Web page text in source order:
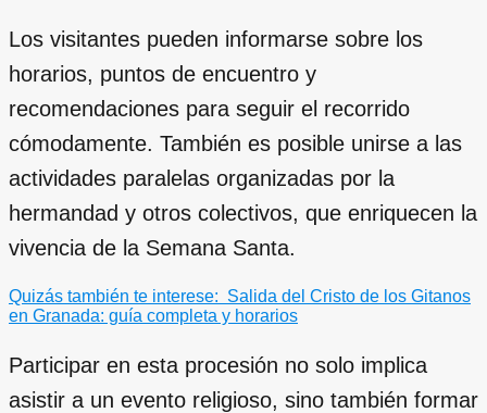
Los visitantes pueden informarse sobre los
horarios, puntos de encuentro y
recomendaciones para seguir el recorrido
cómodamente. También es posible unirse a las
actividades paralelas organizadas por la
hermandad y otros colectivos, que enriquecen la
vivencia de la Semana Santa.
Quizás también te interese: Salida del Cristo de los Gitanos
en Granada: guía completa y horarios
Participar en esta procesión no solo implica
asistir a un evento religioso, sino también formar